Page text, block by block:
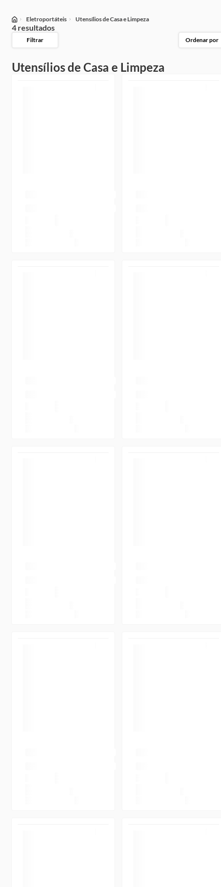
Eletroportáteis Utensílios de Casa e Limpeza
4 resultados
Filtrar Ordenar por
Utensílios de Casa e Limpeza